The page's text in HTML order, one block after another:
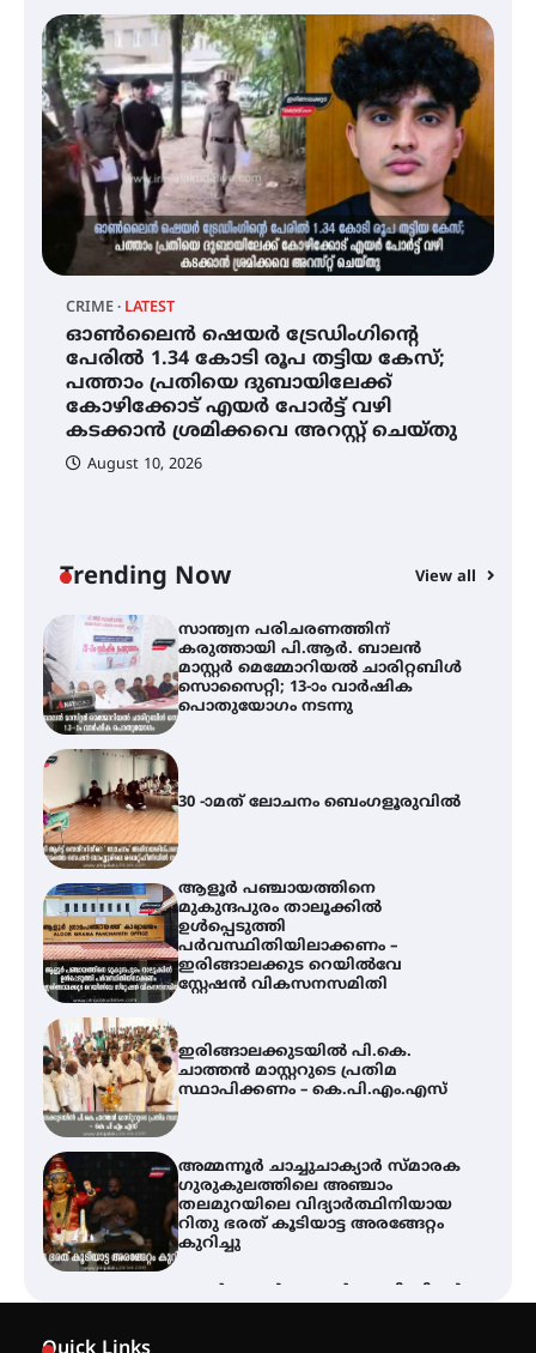
CRIME LATEST
ഓൺലൈൻ ഷെയർ ട്രേഡിംഗിന്റെ
പേരിൽ 1.34 കോടി രൂപ തട്ടിയ കേസ്;
പത്താം പ്രതിയെ ദുബായിലേക്ക്
കോഴിക്കോട് എയർ പോർട്ട് വഴി
കടക്കാൻ ശ്രമിക്കവെ അറസ്റ്റ് ചെയ്തു
August 10, 2026
Trending Now View all
ഇരിങ്ങാലക്കുട റെയിൽവേ
സ്റ്റേഷൻ വികസനസമിതി
ഇരിങ്ങാലക്കുടയിൽ പി.കെ.
ചാത്തൻ മാസ്റ്ററുടെ പ്രതിമ
സ്ഥാപിക്കണം – കെ.പി.എം.എസ്
അമ്മന്നൂർ ചാച്ചുചാക്യാർ സ്മാരക
ഗുരുകുലത്തിലെ അഞ്ചാം
തലമുറയിലെ വിദ്യാർത്ഥിനിയായ
ഓൺലൈൻ ഷെയർ ട്രേഡിംഗിന്റെ
പേരിൽ 1.34 കോടി രൂപ തട്ടിയ
കേസ്; പത്താം പ്രതിയെ
ദുബായിലേക്ക് കോഴിക്കോട് എയർ
പോർട്ട് വഴി കടക്കാൻ ശ്രമിക്കവെ
പൊതുയോഗം നടന്നു
30 -ാമത് ലോചനം ബെംഗളൂരുവിൽ
മുകുന്ദപുരം താലൂക്കിൽ
ഉൾപ്പെടുത്തി
പർവസ്ഥിതിയിലാക്കണം –
സ്റ്റേഷൻ വികസനസമിതി
ഇരിങ്ങാലക്കുടയിൽ പി.കെ.
ചാത്തൻ മാസ്റ്ററുടെ പ്രതിമ
സ്ഥാപിക്കണം – കെ.പി.എം.എസ്
അമ്മന്നൂർ ചാച്ചുചാക്യാർ സ്മാരക
ഗുരുകുലത്തിലെ അഞ്ചാം
തലമുറയിലെ വിദ്യാർത്ഥിനിയായ
റിതു ഭരത് കൂടിയാട്ട അരങ്ങേറ്റം
കുറിച്ചു
ഓൺലൈൻ ഷെയർ ട്രേഡിംഗിന്റെ
പേരിൽ 1.34 കോടി രൂപ തട്ടിയ
കേസ്; പത്താം പ്രതിയെ
ദുബായിലേക്ക് കോഴിക്കോട് എയർ
പോർട്ട് വഴി കടക്കാൻ ശ്രമിക്കവെ
അറസ്റ്റ് ചെയ്തു
സാന്ത്വന പരിചരണത്തിന്